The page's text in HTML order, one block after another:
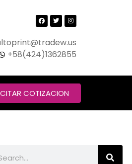
+58(424)1362855
COTIZACION